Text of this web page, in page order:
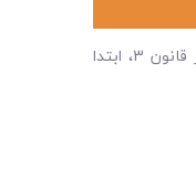
برای انجام این کار و استفاده از قانون 3، ابتدا